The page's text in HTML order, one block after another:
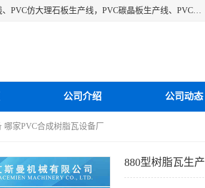
江苏艾斯曼机械有限公司专业生产各种合成树脂瓦设备、PVC树脂瓦生产线、PVC仿大理石板生产线，PVC碳晶板生产线、PVC护墙板生产线，PVC格栅板生产线、PVC扣板生产线、塑料建筑模板生产线。操作方便，性能稳定，价格合理，质量保障。
公司介绍 公司动态
家PVC合成树脂瓦设备厂
880型树脂瓦生